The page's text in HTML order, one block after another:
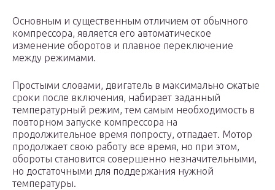
Основным и существенным отличием от обычного
компрессора, является его автоматическое
изменение оборотов и плавное переключение
между режимами.
Простыми словами, двигатель в максимально сжатые
сроки после включения, набирает заданный
температурный режим, тем самым необходимость в
повторном запуске компрессора на
продолжительное время попросту, отпадает. Мотор
продолжает свою работу все время, но при этом,
обороты становится совершенно незначительными,
но достаточными для поддержания нужной
температуры.